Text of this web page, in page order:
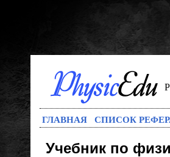
ГЛАВНАЯ СПИСОК
Учебник по